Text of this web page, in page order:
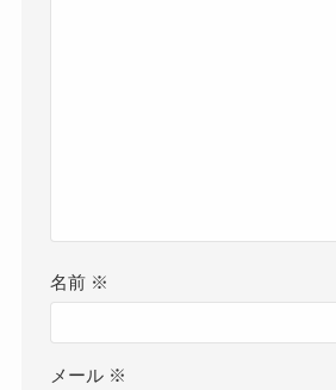
名前 ※
メール ※